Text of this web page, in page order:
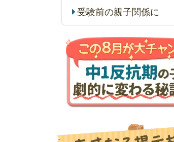
受験前の親子関係に